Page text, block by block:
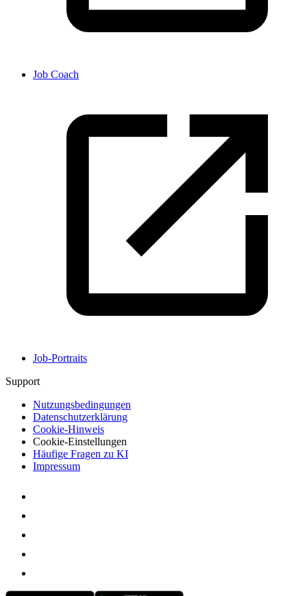
Job Coach
Job-Portraits
Support
Nutzungsbedingungen
Datenschutzerklärung
Cookie-Hinweis
Cookie-Einstellungen
Häufige Fragen zu KI
Impressum